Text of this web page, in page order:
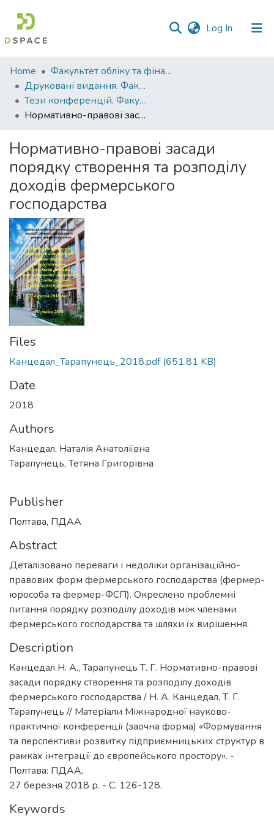
Log In (current)
Communities
&
Collections
All of DSpace
Statistics
Home
Факультет обліку та фінансів
Друковані видання. Факультет обліку та фінансів
Тези конференцій. Факультет обліку та фінансів
Нормативно-правові засади порядку створення та розподілу доходів фермерського господарства
Нормативно-правові засади
порядку створення та розподілу
доходів фермерського
господарства
Files
Канцедал_Тарапунець_2018.pdf(651.81 KB)
Date
2018
Authors
Канцедал, Наталія Анатоліївна
Тарапунець, Тетяна Григорівна
Publisher
Полтава, ПДАА
Abstract
Деталізовано переваги і недоліки організаційно-
правових форм фермерського господарства (фермер-
юрособа та фермер-ФСП). Окреслено проблемні
питання порядку розподілу доходів між членами
фермерського господарства та шляхи їх вирішення.
Description
Канцедал Н. А., Тарапунець Т. Г. Нормативно-правові
засади порядку створення та розподілу доходів
фермерського господарства / Н. А. Канцедал, Т. Г.
Тарапунець // Матеріали Міжнародної науково-
практичної конференції (заочна форма) «Формування
та перспективи розвитку підприємницьких структур в
рамках інтеграції до європейського простору». -
Полтава: ПДАА,
27 березня 2018 р. - С. 126-128.
Keywords